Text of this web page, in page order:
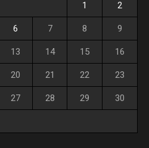
1 2
6 7 8 9
13 14 15 16
20 21 22 23
27 28 29 30